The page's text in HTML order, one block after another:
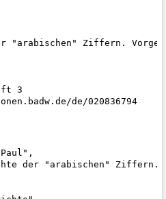
"arabischen" Ziffern.
3
de/020836794
der "arabischen" Ziffern.